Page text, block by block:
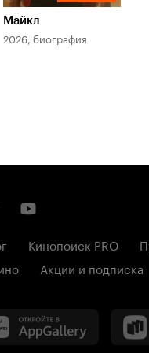
Майкл
2026, биография
Кинопоиск PRO
Акции и подписка